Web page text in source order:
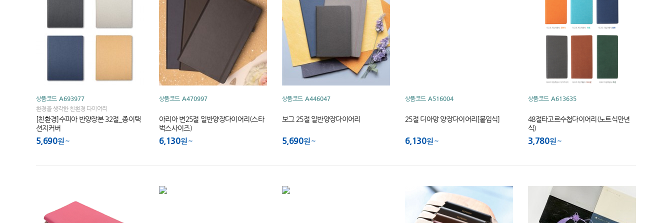
상품코드 A693977
환경을 생각한 친횐경 다이어리
[친환경]수피아 반양장본 32절_종이택
션지커버
5,690원
상품코드 A470997
아리아 변25절 일반양장다이어리(스타
벅스사이즈)
6,130원
상품코드 A446047
보그 25절 일반양장다이어리
5,690원
상품코드 A516004
25절 디아망 양장다이어리[붙임식]
6,130원
상품코드 A613635
48절타고르수첩다이어리(노트식만년
식)
3,780원